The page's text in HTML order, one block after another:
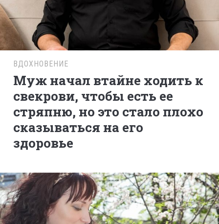
ВДОХНОВЕНИЕ
Муж начал втайне ходить к
свекрови, чтобы есть ее
стряпню, но это стало плохо
сказываться на его
здоровье